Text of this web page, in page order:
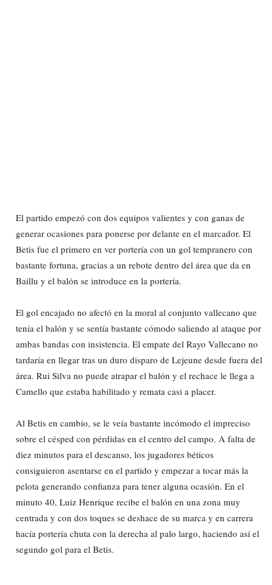
El partido empezó con dos equipos valientes y con ganas de
generar ocasiones para ponerse por delante en el marcador. El
Betis fue el primero en ver portería con un gol tempranero con
bastante fortuna, gracias a un rebote dentro del área que da en
Baillu y el balón se introduce en la portería.
El gol encajado no afectó en la moral al conjunto vallecano que
tenía el balón y se sentía bastante cómodo saliendo al ataque por
ambas bandas con insistencia. El empate del Rayo Vallecano no
tardaría en llegar tras un duro disparo de Lejeune desde fuera del
área. Rui Silva no puede atrapar el balón y el rechace le llega a
Camello que estaba habilitado y remata casi a placer.
Al Betis en cambio, se le veía bastante incómodo el impreciso
sobre el césped con pérdidas en el centro del campo. A falta de
diez minutos para el descanso, los jugadores béticos
consiguieron asentarse en el partido y empezar a tocar más la
pelota generando confianza para tener alguna ocasión. En el
minuto 40, Luiz Henrique recibe el balón en una zona muy
centrada y con dos toques se deshace de su marca y en carrera
hacía portería chuta con la derecha al palo largo, haciendo así el
segundo gol para el Betis.